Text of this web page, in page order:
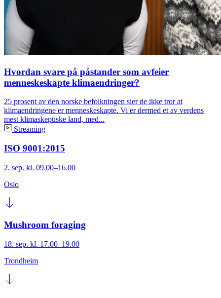
Hvordan svare på påstander som avfeier
menneskeskapte klimaendringer?
25 prosent av den norske befolkningen sier de ikke tror at
klimaendringene er menneskeskapte. Vi er dermed et av verdens
mest klimaskeptiske land, med...
Streaming
ISO 9001:2015
2. sep. kl. 09.00–16.00
Oslo
Mushroom foraging
18. sep. kl. 17.00–19.00
Trondheim